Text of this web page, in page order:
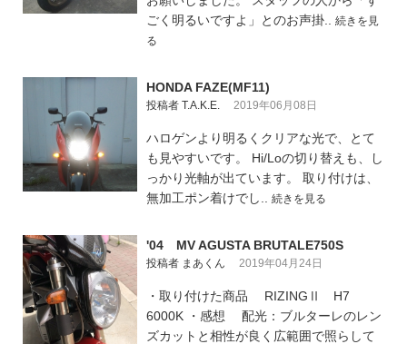
ごく明るいですよ」とのお声掛.. 続きを見
る
HONDA FAZE(MF11)
投稿者 T.A.K.E. 2019年06月08日
ハロゲンより明るくクリアな光で、とて
も見やすいです。 Hi/Loの切り替えも、し
っかり光軸が出ています。 取り付けは、
無加工ポン着けでし.. 続きを見る
'04 MV AGUSTA BRUTALE750S
投稿者 まあくん 2019年04月24日
・取り付けた商品 RIZINGⅡ H7
6000K ・感想 配光：ブルターレのレン
ズカットと相性が良く広範囲で照らして